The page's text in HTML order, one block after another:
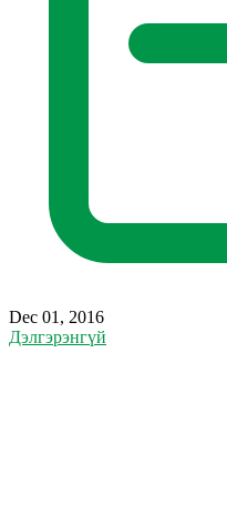
Dec 01, 2016
Дэлгэрэнгүй